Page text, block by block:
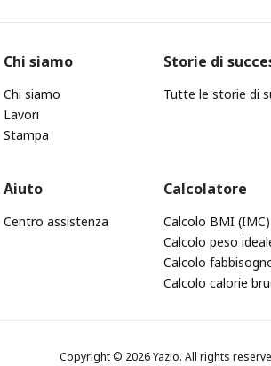
Chi siamo
Chi siamo
Lavori
Stampa
Storie di
Tutte le storie di
Aiuto
Centro assistenza
Calcolatore
Calcolo BMI (IMC)
Calcolo peso
Calcolo
Calcolo calorie
Copyright © 2026 Yazio. All rights